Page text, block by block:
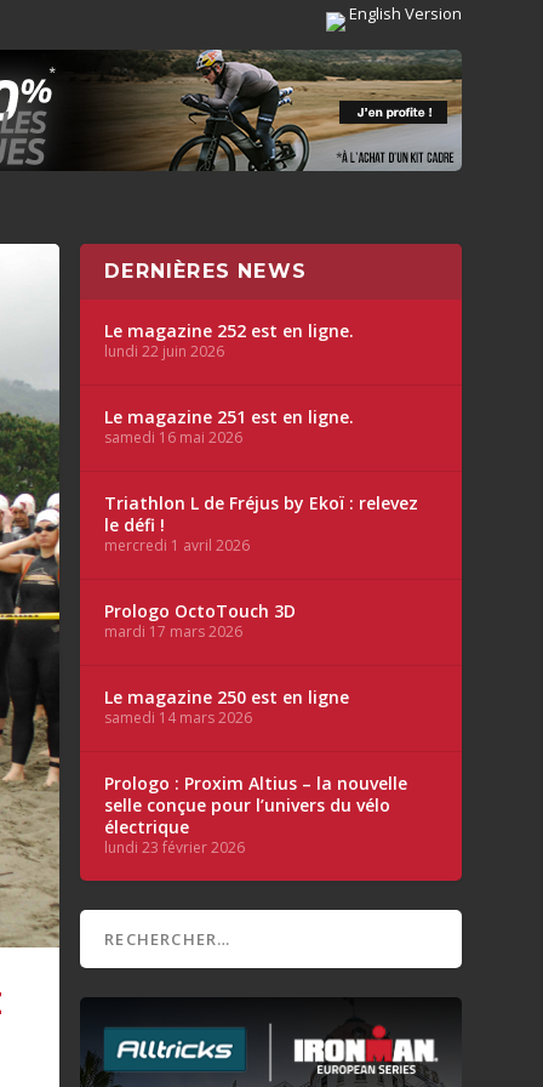
English Version
DERNIÈRES NEWS
Le magazine 252 est en ligne.
lundi 22 juin 2026
Le magazine 251 est en ligne.
samedi 16 mai 2026
Triathlon L de Fréjus by Ekoï : relevez
le défi !
mercredi 1 avril 2026
Prologo OctoTouch 3D
mardi 17 mars 2026
Le magazine 250 est en ligne
samedi 14 mars 2026
Prologo : Proxim Altius – la nouvelle
selle conçue pour l’univers du vélo
électrique
lundi 23 février 2026